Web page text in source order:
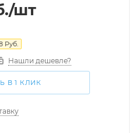
/шт
Руб.
Нашли дешевле?
В 1 КЛИК